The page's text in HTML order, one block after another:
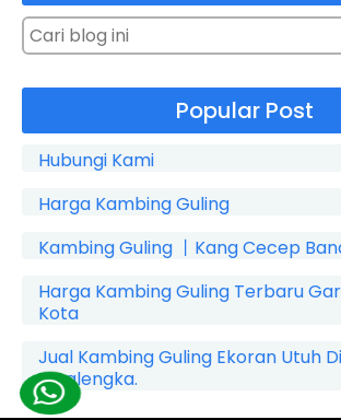
Popular Post
Hubungi Kami
Harga Kambing Guling
Kambing Guling 丨Kang Cecep
Harga Kambing Guling Terbaru Garut
Kota
Jual Kambing Guling Ekoran Utuh Di
Cicalengka.